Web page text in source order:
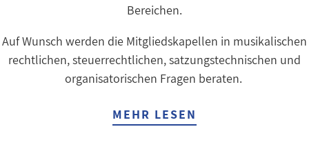
Bereichen.
Auf Wunsch werden die Mitgliedskapellen in musikalischen
rechtlichen, steuerrechtlichen, satzungstechnischen und
organisatorischen Fragen beraten.
MEHR LESEN